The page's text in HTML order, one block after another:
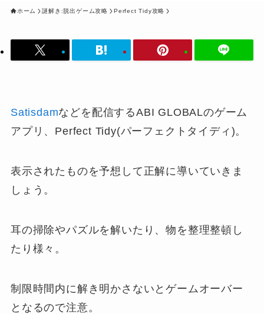
ホーム 謎解き:脱出ゲーム攻略 Perfect Tidy攻略
Satisdamなどを配信するABI GLOBALのゲーム
アプリ、Perfect Tidy(パーフェクトタイディ)。
表示されたものを予想して正解に導いていきま
しょう。
耳の掃除やパズルを解いたり、物を整理整頓し
たり様々。
制限時間内に解き明かさないとゲームオーバー
となるので注意。